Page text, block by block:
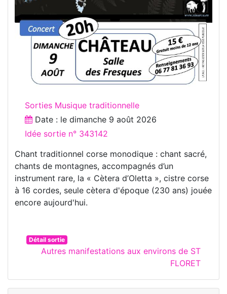
Sorties Musique traditionnelle
Date : le dimanche 9 août 2026
Idée sortie n° 343142
Chant traditionnel corse monodique : chant sacré,
chants de montagnes, accompagnés d’un
instrument rare, la « Cètera d’Oletta », cistre corse
à 16 cordes, seule cètera d'époque (230 ans) jouée
encore aujourd'hui.
Détail sortie
Autres manifestations aux environs de ST
FLORET